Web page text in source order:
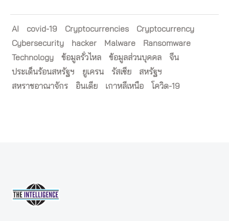
AI covid-19 Cryptocurrencies
Cryptocurrency
Cybersecurity
hacker Malware
Ransomware
Technology
ข้อมูลรั่วไหล ข้อมูลส่วนบุคคล
จีน
ประเด็นร้อนสหรัฐฯ
ยูเครน รัสเซีย
สหรัฐฯ
สหราชอาณาจักร
อินเดีย เกาหลีเหนือ โควิด-19